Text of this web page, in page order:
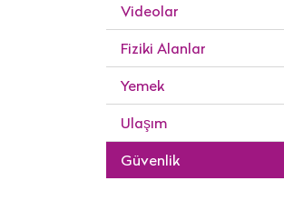
Videolar
Fiziki Alanlar
Yemek
Ulaşım
Güvenlik